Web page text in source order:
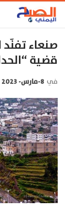
صنعاء تفنّد
قضية
في 8-مارس- 2023